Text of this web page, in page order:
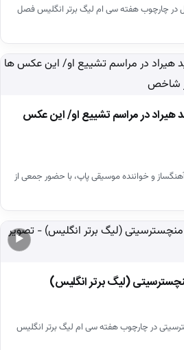
در چارچوب هفته سی ام لیگ برتر انگلیس فصل
هیراد در مراسم تشییع او/ این عکس
و خواننده موسیقی پاپ، با حضور جمعی از
▶
در چارچوب هفته سی ام لیگ برتر انگلیس